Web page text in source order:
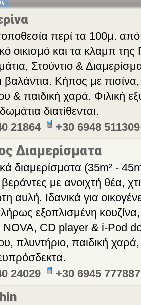
περί τα 100μ.
οικισμό και τα κλαμπ της
Στούντιο &
βαλάντια. Κήπος με
& παιδική χαρά. Φιλική
διατίθενται.
21864
+30 6948 511309
Διαμερίσματα
διαμερίσματα (35m² -
βεράντες με ανοιχτή θέα,
αυλή. Ιδανικά για
εξοπλισμένη
NOVA, CD player & i-Pod
πλυντήριο, παιδική
24029
+30 6945 777887